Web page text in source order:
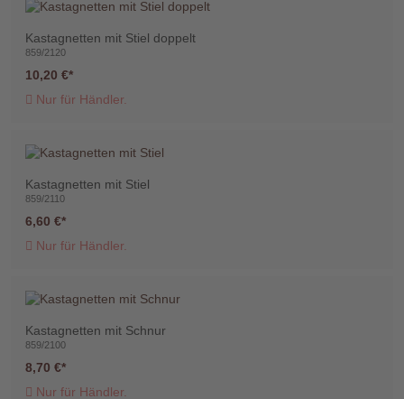
Warenkorb
Benutzer-
Kastagnetten mit Stiel doppelt
859/2120
10,20 €
Nur für Händler.
Kastagnetten mit Stiel
859/2110
6,60 €
Nur für Händler.
Kastagnetten mit Schnur
859/2100
8,70 €
Nur für Händler.